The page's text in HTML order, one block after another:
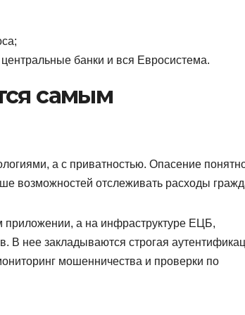
банки и вся Евросистема.
самым
а с приватностью. Опасение
возможностей отслеживать расходы
приложении, а на инфраструктуре ЕЦБ,
В нее закладываются строгая
мошенничества и проверки по